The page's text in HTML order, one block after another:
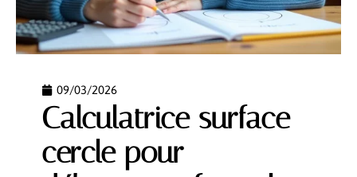
09/03/2026
Calculatrice surface
cercle pour